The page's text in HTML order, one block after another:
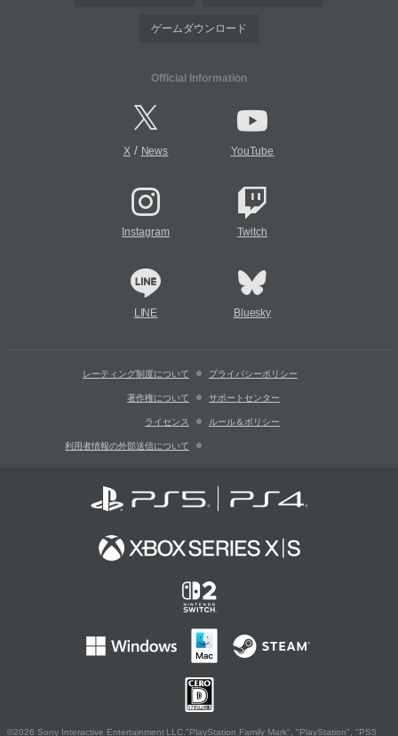
ゲームダウンロード
Official Information
X/ News YouTube
Instagram Twitch
LINE Bluesky
レーティング制度について プライバシーポリシー
著作権について サポートセンター
ライセンス ルール＆ポリシー
利用者情報の外部送信について
©2026 Sony Interactive Entertainment LLC."PlayStation Family Mark", "PlayStation", "PS5